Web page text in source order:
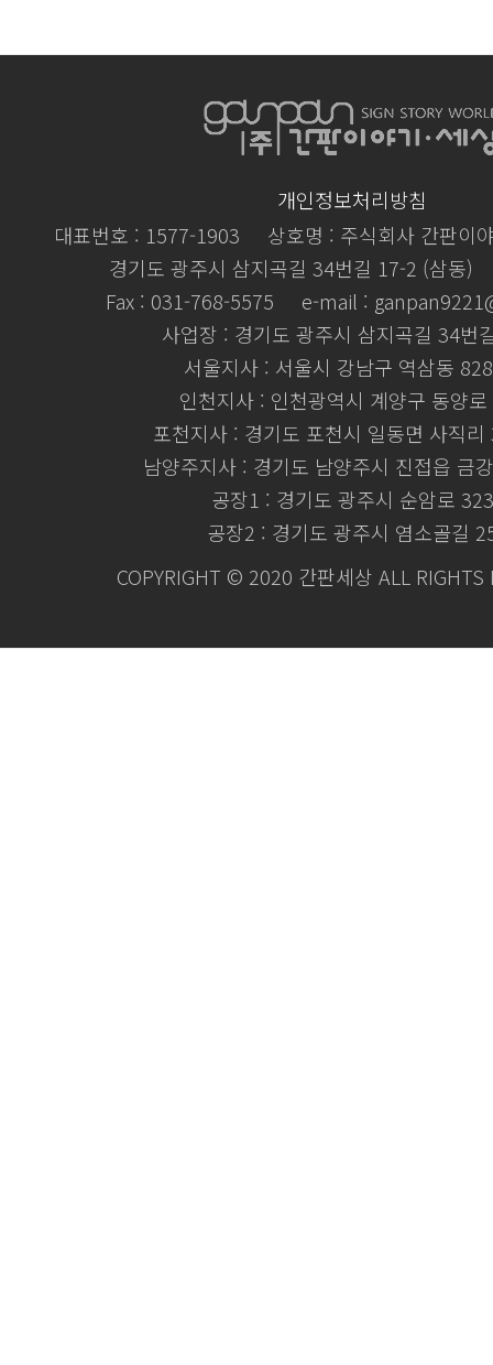
개인정보처리방침
대표번호 : 1577-1903
상호명 : 주식회사 간판이
경기도 광주시 삼지곡길 34번길 17-2 (삼동)
Fax : 031-768-5575
e-mail :
사업장 : 경기도 광주시 삼지곡길 34번
서울지사 : 서울시 강남구 역삼동
인천지사 : 인천광역시 계양구 동양
포천지사 : 경기도 포천시 일동면 사직
남양주지사 : 경기도 남양주시 진접읍 금
공장1 : 경기도 광주시 순암로 323
공장2 : 경기도 광주시 염소골길
COPYRIGHT © 2020 간판세상 ALL RIGHTS